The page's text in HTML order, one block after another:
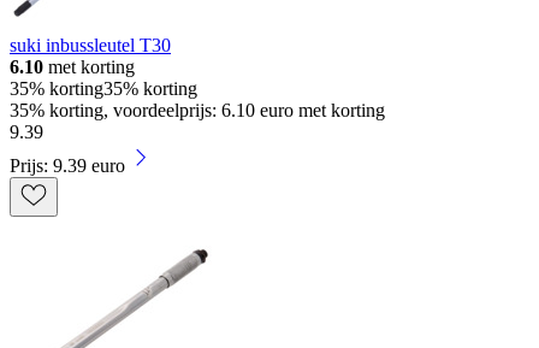
suki inbussleutel T30
6.10 met korting
35% korting35% korting
35% korting, voordeelprijs: 6.10 euro met korting
9.39
Prijs: 9.39 euro